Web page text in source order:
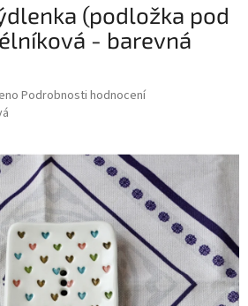
(podložka pod
- barevná
Podrobnosti hodnocení